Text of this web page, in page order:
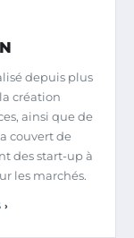
depuis plus
création
ainsi que de
couvert de
des start-up à
les marchés.